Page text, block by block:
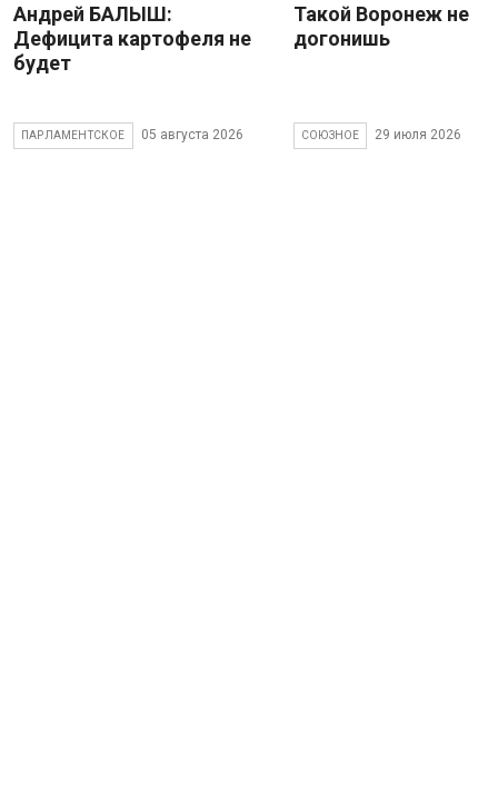
Андрей БАЛЫШ:
Дефицита картофеля не
будет
ПАРЛАМЕНТСКОЕ 05 августа 2026
Такой Воронеж не
догонишь
СОЮЗНОЕ 29 июля 2026